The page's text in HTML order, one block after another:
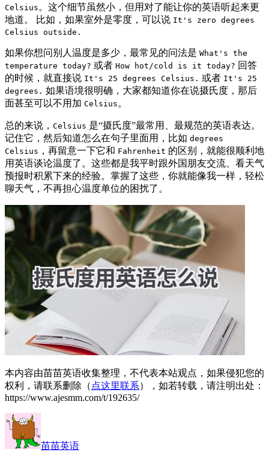
Celsius 。这个细节虽然小，但用对了能让你的英语听起来更
地道。 比如，如果室外是零度，可以说 It's zero degrees
Celsius outside.
如果你想问别人温度是多少，最常见的问法是 What's the
temperature today? 或者 How hot/cold is it today? 回答
的时候，就直接说 It's 25 degrees Celsius. 或者 It's 25
degrees. 如果语境很明确，大家都知道你在说摄氏度，那后
面甚至可以不用加 Celsius 。
总的来说， Celsius 是“摄氏度”最常用、最规范的英语表达。
记住它，然后知道怎么在句子里面用，比如 degrees
Celsius ，再留意一下它和 Fahrenheit 的区别，就能很顺利地
用英语谈论温度了。这些都是我平时跟外国朋友交流、看天气
预报时积累下来的经验。掌握了这些，你就能像我一样，轻松
聊天气，不再担心温度单位的困扰了。
本内容由苗苗英语收集整理，不代表本站观点，如果侵犯您的
权利，请联系删除（ 点这里联系），如若转载，请注明出处：
https://www.ajesmm.com/t/192635/
苗苗英语